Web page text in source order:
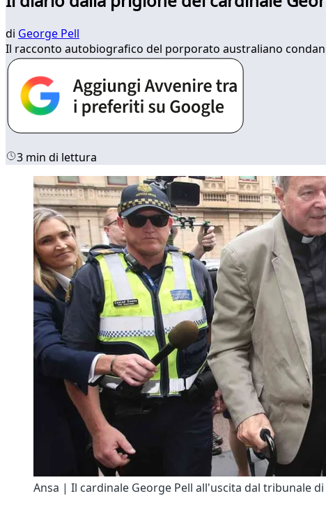
di George Pell
Il racconto autobiografico del porporato australiano
3 min di lettura
Ansa | Il cardinale George Pell all'uscita dal tribunale